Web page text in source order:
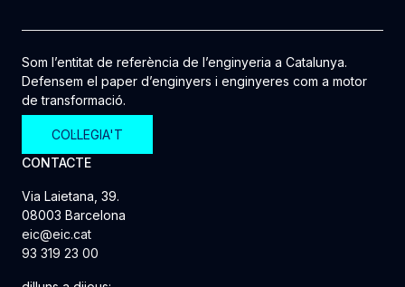
Som l’entitat de referència de l’enginyeria a Catalunya.
Defensem el paper d’enginyers i enginyeres com a motor
de transformació.
COL·LEGIA'T
CONTACTE
Via Laietana, 39.
08003 Barcelona
eic@eic.cat
93 319 23 00